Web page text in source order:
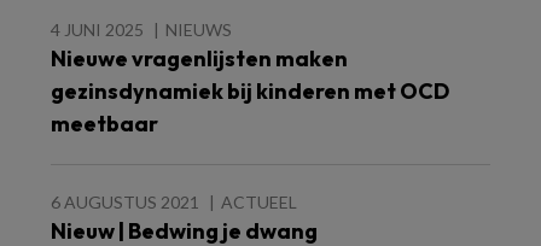
4 JUNI 2025 NIEUWS
Nieuwe vragenlijsten maken
gezinsdynamiek bij kinderen met OCD
meetbaar
6 AUGUSTUS 2021 ACTUEEL
Nieuw | Bedwing je dwang